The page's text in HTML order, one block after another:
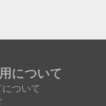
について
について